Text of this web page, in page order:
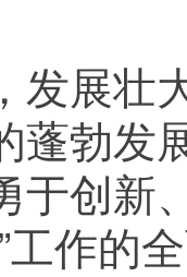
展壮大
蓬勃发
于创新
工作的